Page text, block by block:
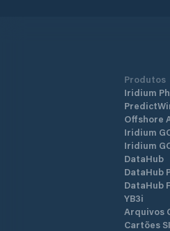
Produtos
Iridium
Offshore
Iridium
Iridium
DataHub
DataHub
DataHub
YB3i
Arquivos
Cartões